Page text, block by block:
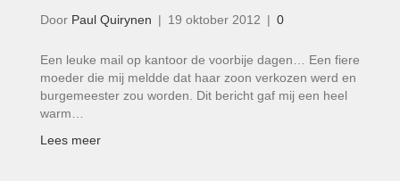
Door Paul Quirynen | 19 oktober 2012 | 0
Een leuke mail op kantoor de voorbije dagen… Een fiere
moeder die mij meldde dat haar zoon verkozen werd en
burgemeester zou worden. Dit bericht gaf mij een heel
warm…
Lees meer